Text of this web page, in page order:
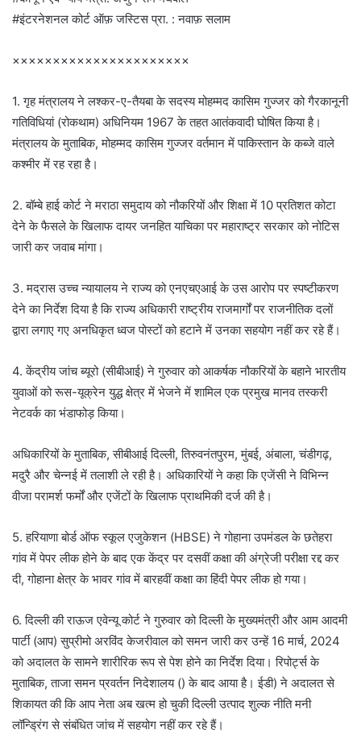
#इंटरनेशनल कोर्ट ऑफ़ जस्टिस प्रा. : नवाफ़ सलाम
××××××××××××××××××××××
1. गृह मंत्रालय ने लश्कर-ए-तैयबा के सदस्य मोहम्मद कासिम गुज्जर को गैरकानूनी
गतिविधियां (रोकथाम) अधिनियम 1967 के तहत आतंकवादी घोषित किया है।
मंत्रालय के मुताबिक, मोहम्मद कासिम गुज्जर वर्तमान में पाकिस्तान के कब्जे वाले
कश्मीर में रह रहा है।
2. बॉम्बे हाई कोर्ट ने मराठा समुदाय को नौकरियों और शिक्षा में 10 प्रतिशत कोटा
देने के फैसले के खिलाफ दायर जनहित याचिका पर महाराष्ट्र सरकार को नोटिस
जारी कर जवाब मांगा।
3. मद्रास उच्च न्यायालय ने राज्य को एनएचएआई के उस आरोप पर स्पष्टीकरण
देने का निर्देश दिया है कि राज्य अधिकारी राष्ट्रीय राजमार्गों पर राजनीतिक दलों
द्वारा लगाए गए अनधिकृत ध्वज पोस्टों को हटाने में उनका सहयोग नहीं कर रहे हैं।
4. केंद्रीय जांच ब्यूरो (सीबीआई) ने गुरुवार को आकर्षक नौकरियों के बहाने भारतीय
युवाओं को रूस-यूक्रेन युद्ध क्षेत्र में भेजने में शामिल एक प्रमुख मानव तस्करी
नेटवर्क का भंडाफोड़ किया।
अधिकारियों के मुताबिक, सीबीआई दिल्ली, तिरुवनंतपुरम, मुंबई, अंबाला, चंडीगढ़,
मदुरै और चेन्नई में तलाशी ले रही है। अधिकारियों ने कहा कि एजेंसी ने विभिन्न
वीजा परामर्श फर्मों और एजेंटों के खिलाफ प्राथमिकी दर्ज की है।
5. हरियाणा बोर्ड ऑफ स्कूल एजुकेशन (HBSE) ने गोहाना उपमंडल के छतेहरा
गांव में पेपर लीक होने के बाद एक केंद्र पर दसवीं कक्षा की अंग्रेजी परीक्षा रद्द कर
दी, गोहाना क्षेत्र के भावर गांव में बारहवीं कक्षा का हिंदी पेपर लीक हो गया।
6. दिल्ली की राऊज एवेन्यू कोर्ट ने गुरुवार को दिल्ली के मुख्यमंत्री और आम आदमी
पार्टी (आप) सुप्रीमो अरविंद केजरीवाल को समन जारी कर उन्हें 16 मार्च, 2024
को अदालत के सामने शारीरिक रूप से पेश होने का निर्देश दिया। रिपोर्ट्स के
मुताबिक, ताजा समन प्रवर्तन निदेशालय () के बाद आया है। ईडी) ने अदालत से
शिकायत की कि आप नेता अब खत्म हो चुकी दिल्ली उत्पाद शुल्क नीति मनी
लॉन्ड्रिंग से संबंधित जांच में सहयोग नहीं कर रहे हैं।